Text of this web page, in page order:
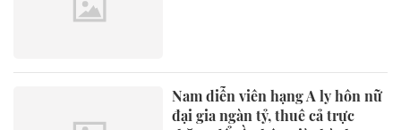
Nam diễn viên hạng A ly hôn nữ
đại gia ngàn tỷ, thuê cả trực